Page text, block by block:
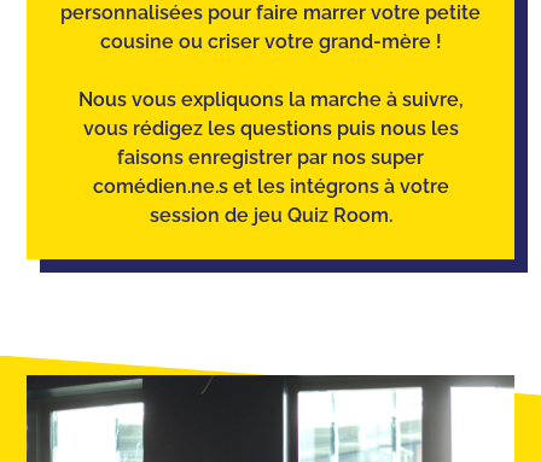
personnalisées pour faire marrer votre petite
cousine ou criser votre grand-mère !
Nous vous expliquons la marche à suivre,
vous rédigez les questions puis nous les
faisons enregistrer par nos super
comédien.ne.s et les intégrons à votre
session de jeu Quiz Room.